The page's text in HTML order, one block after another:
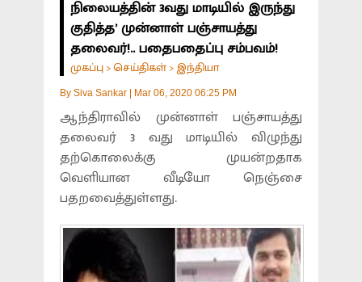
நிலையத்தின் 3வது மாடியில் இருந்து
குதித்த’ முன்னாள் பஞ்சாயத்து
தலைவர்!.. பதைபதைப்பு சம்பவம்!
முகப்பு >செய்திகள் > இந்தியா
By Siva Sankar Mar 06, 2020 06:25 PM
ஆந்திராவில் முன்னாள் பஞ்சாயத்து
தலைவர் 3 வது மாடியில் விழுந்து
தற்கொலைக்கு முயன்றதாக
வெளியான வீடியோ நெஞ்சை
பதறவைத்துள்ளது.